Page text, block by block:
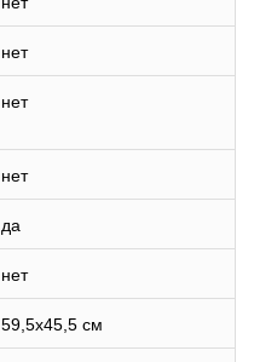
нет
нет
нет
да
нет
59,5х45,5 см